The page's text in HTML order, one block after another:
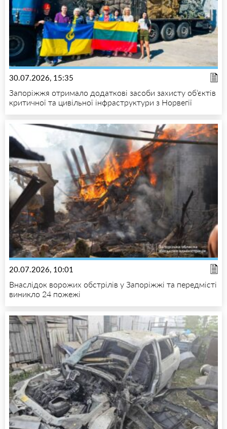
30.07.2026, 15:35
Запоріжжя отримало додаткові засоби захисту об’єктів
критичної та цивільної інфраструктури з Норвегії
20.07.2026, 10:01
Внаслідок ворожих обстрілів у Запоріжжі та передмісті
виникло 24 пожежі